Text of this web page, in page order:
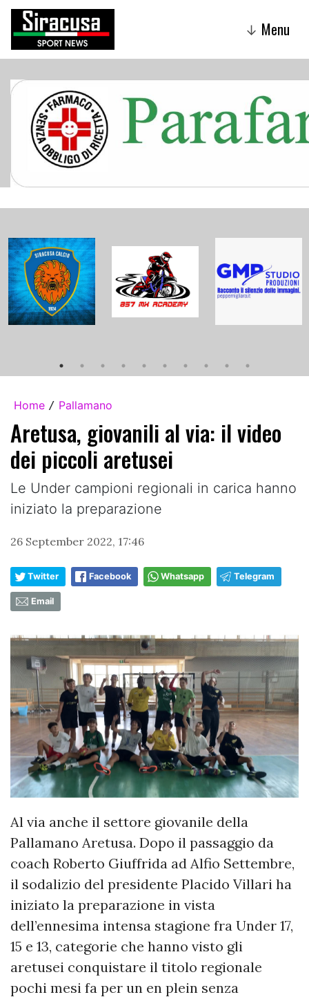
↓ Menu
Home / Pallamano
Aretusa, giovanili al via: il video
dei piccoli aretusei
Le Under campioni regionali in carica hanno
iniziato la preparazione
26 September 2022, 17:46
Twitter Facebook Whatsapp Telegram
Email
Al via anche il settore giovanile della
Pallamano Aretusa. Dopo il passaggio da
coach Roberto Giuffrida ad Alfio Settembre,
il sodalizio del presidente Placido Villari ha
iniziato la preparazione in vista
dell’ennesima intensa stagione fra Under 17,
15 e 13, categorie che hanno visto gli
aretusei conquistare il titolo regionale
pochi mesi fa per un en plein senza